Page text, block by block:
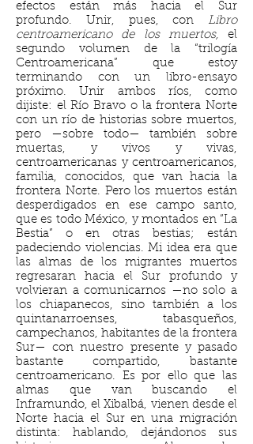
efectos están más hacia el Sur
profundo. Unir, pues, con Libro
centroamericano de los muertos, el
segundo volumen de la “trilogía
Centroamericana” que estoy
terminando con un libro-ensayo
próximo. Unir ambos ríos, como
dijiste: el Río Bravo o la frontera Norte
con un río de historias sobre muertos,
pero —sobre todo— también sobre
muertas, y vivos y vivas,
centroamericanas y centroamericanos,
familia, conocidos, que van hacia la
frontera Norte. Pero los muertos están
desperdigados en ese campo santo,
que es todo México, y montados en “La
Bestia” o en otras bestias; están
padeciendo violencias. Mi idea era que
las almas de los migrantes muertos
regresaran hacia el Sur profundo y
volvieran a comunicarnos —no solo a
los chiapanecos, sino también a los
quintanarroenses, tabasqueños,
campechanos, habitantes de la frontera
Sur— con nuestro presente y pasado
bastante compartido, bastante
centroamericano. Es por ello que las
almas que van buscando el
Inframundo, el Xibalbá, vienen desde el
Norte hacia el Sur en una migración
distinta: hablando, dejándonos sus